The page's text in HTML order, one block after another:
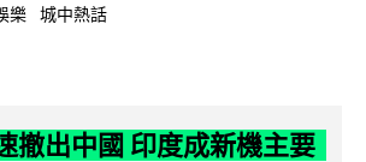
樂 城中熱話
撤出中國 印度成新機主要